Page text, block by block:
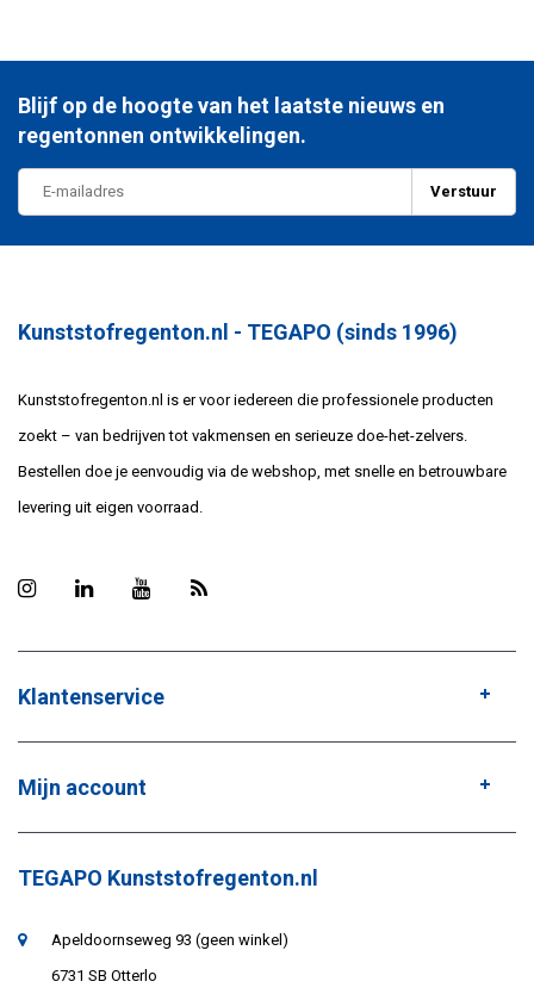
Blijf op de hoogte van het laatste nieuws en
regentonnen ontwikkelingen.
Verstuur
Kunststofregenton.nl - TEGAPO (sinds 1996)
Kunststofregenton.nl is er voor iedereen die professionele producten
zoekt – van bedrijven tot vakmensen en serieuze doe-het-zelvers.
Bestellen doe je eenvoudig via de webshop, met snelle en betrouwbare
levering uit eigen voorraad.
Klantenservice
Mijn account
TEGAPO Kunststofregenton.nl
Apeldoornseweg 93 (geen winkel)
6731 SB Otterlo